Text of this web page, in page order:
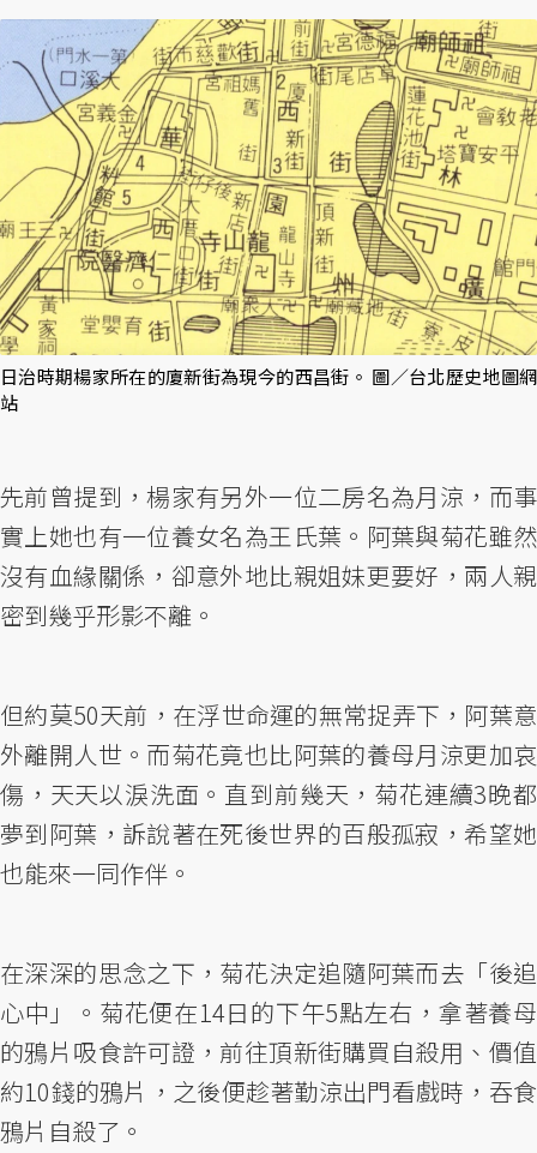
日治時期楊家所在的廈新街為現今的西昌街。 圖／台北歷史地圖網
站
先前曾提到，楊家有另外一位二房名為月涼，而事
實上她也有一位養女名為王氏葉。阿葉與菊花雖然
沒有血緣關係，卻意外地比親姐妹更要好，兩人親
密到幾乎形影不離。
但約莫50天前，在浮世命運的無常捉弄下，阿葉意
外離開人世。而菊花竟也比阿葉的養母月涼更加哀
傷，天天以淚洗面。直到前幾天，菊花連續3晚都
夢到阿葉，訴說著在死後世界的百般孤寂，希望她
也能來一同作伴。
在深深的思念之下，菊花決定追隨阿葉而去「後追
心中」。菊花便在14日的下午5點左右，拿著養母
的鴉片吸食許可證，前往頂新街購買自殺用、價值
約10錢的鴉片，之後便趁著勤涼出門看戲時，吞食
鴉片自殺了。